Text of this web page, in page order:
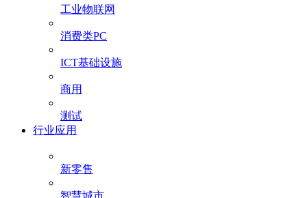
工业物联网
消费类PC
ICT基础设施
商用
测试
行业应用
新零售
智慧城市